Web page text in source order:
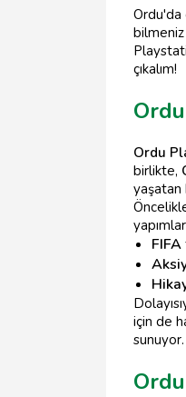
Ordu'da
çıkalım!
Ordu
birlikte,
yaşatan
için de
sunuyor.